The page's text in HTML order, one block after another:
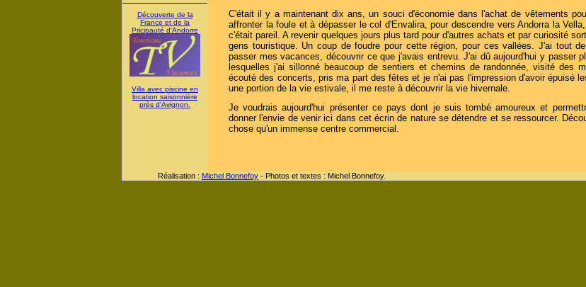
Découverte de la
France et de la
Pricipauté d'Andorre
Villa avec piscine en
location saisonnière
près d'Avignon.
C'était il y a maintenant dix ans, un souci d'économie dans l'achat de vêtements
affronter la foule et à dépasser le col d'Envalira, pour descendre vers Andorra la
c'était pareil. A revenir quelques jours plus tard pour d'autres achats et par curiosité
gens touristique. Un coup de foudre pour cette région, pour ces vallées. J'ai tout
passer mes vacances, découvrir ce que j'avais entrevu. J'ai dû aujourd'hui y passer
lesquelles j'ai sillonné beaucoup de sentiers et chemins de randonnée, visité des
écouté des concerts, pris ma part des fêtes et je n'ai pas l'impression d'avoir épuisé
une portion de la vie estivale, il me reste à découvrir la vie hivernale.
Je voudrais aujourd'hui présenter ce pays dont je suis tombé amoureux et
donner l'envie de venir ici dans cet écrin de nature se détendre et se ressourcer.
chose qu'un immense centre commercial.
Réalisation : Michel Bonnefoy - Photos et textes : Michel Bonnefoy.